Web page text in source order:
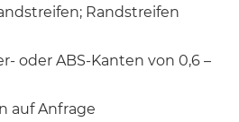
Randstreifen
oder ABS-Kanten von 0,6 –
auf Anfrage